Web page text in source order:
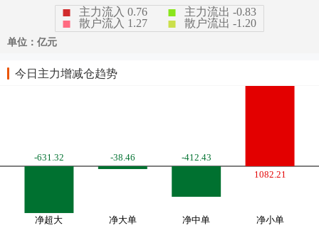
今日主力增减仓趋势